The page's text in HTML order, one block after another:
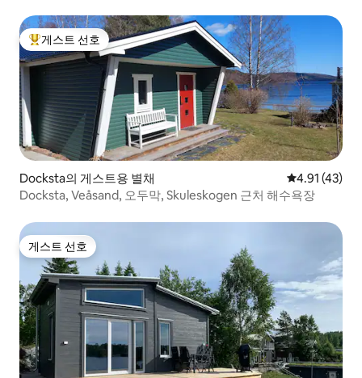
상위 게스트 선호
게스트 선호
Docksta의 게스트용 별채 평점 4.91점
4.91 (43)
Docksta, Veåsand, 오두막, Skuleskogen 근처 해수욕장
게스트 선호
게스트 선호